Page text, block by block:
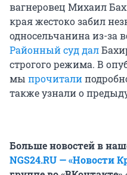
вагнеровец Михаил
края жестоко забил
односельчанина из-за
Районный суд дал
строгого режима. В
мы прочитали
также узнали о
Больше новостей в
NGS24.RU — «Новости